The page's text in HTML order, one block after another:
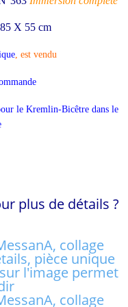
X 55 cm
, est vendu
le Kremlin-Bicêtre dans le
plus de détails ?